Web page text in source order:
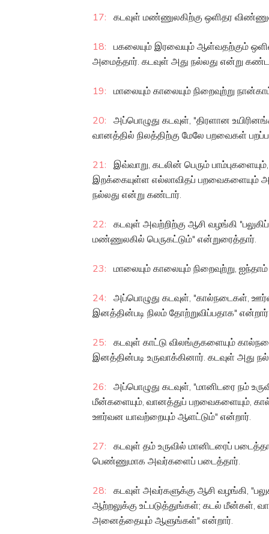
17: கடவுள் மண்ணுலகிற்கு ஒளிதர
18: பகலையும் இரவையும் ஆள்வதற்கும்
அமைத்தார். கடவுள் அது நல்லது என்று
19: மாலையும் காலையும் நிறைவுற்று
20: அப்பொழுது கடவுள், "திரளான
வானத்தில் நிலத்திற்கு மேலே பறவைகள்
21: இவ்வாறு, கடலின் பெரும்
இறக்கையுள்ள எல்லாவிதப் பறவைகளையும்
நல்லது என்று கண்டார்.
22: கடவுள் அவற்றிற்கு ஆசி வழங்கி
மண்ணுலகில் பெருகட்டும்" என்றுரைத்தார்.
23: மாலையும் காலையும் நிறைவுற்று, ஐந்தாம்
24: அப்பொழுது கடவுள், "கால்நடைகள்,
இனத்தின்படி நிலம் தோற்றுவிப்பதாக"
25: கடவுள் காட்டு விலங்குகளையும்
இனத்தின்படி உருவாக்கினார். கடவுள் அது
26: அப்பொழுது கடவுள், "மானிடரை நம்
மீன்களையும், வானத்துப் பறவைகளையும்,
ஊர்வன யாவற்றையும் ஆளட்டும்" என்றார்.
27: கடவுள் தம் உருவில் மானிடரைப்
பெண்ணுமாக அவர்களைப் படைத்தார்.
28: கடவுள் அவர்களுக்கு ஆசி வழங்கி,
ஆற்றலுக்கு உட்படுத்துங்கள்; கடல் மீன்கள்,
அனைத்தையும் ஆளுங்கள்" என்றார்.